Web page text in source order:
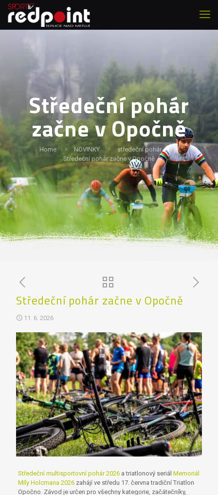
Středeční pohár
začne v Opočně
Home NOVINKY
středeční pohár
Středeční pohár začne v Opočně
Středeční pohár začne v Opočně
11. 6. 2026
Středeční multisportovní pohár 2026a triatlonový seriál Memoriál
Míly Holcmana 2026zahájí ve středu 17. června tradiční Triatlon
Opočno. Závod je určen pro všechny kategorie, začátečníky,